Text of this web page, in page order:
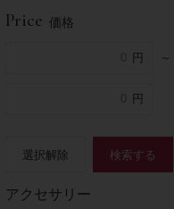
Price 価格
～
アクセサリー